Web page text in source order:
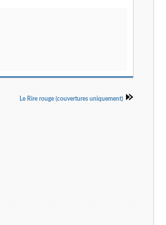
Le Rire rouge (couvertures uniquement)